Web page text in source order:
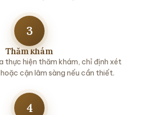
3
Thăm khám
thực hiện thăm khám, chỉ định xét
cận lâm sàng nếu cần thiết.
4